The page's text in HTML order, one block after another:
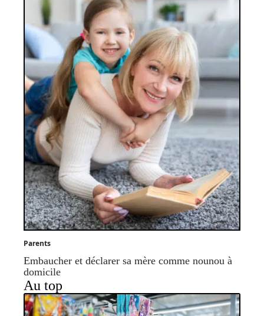
Parents
Embaucher et déclarer sa mère comme nounou à
domicile
Au top